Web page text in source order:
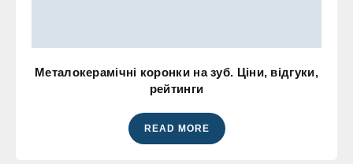
Металокерамічні коронки на зуб. Ціни, відгуки,
рейтинги
READ MORE